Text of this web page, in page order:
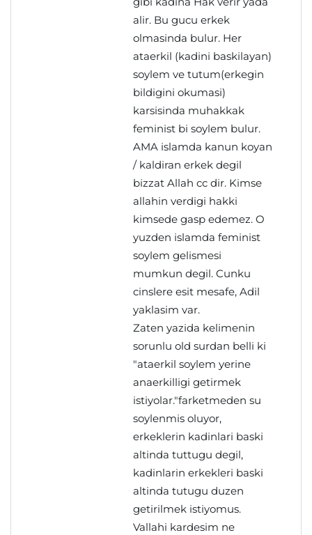
alir. Bu gucu erkek
olmasinda bulur. Her
ataerkil (kadini baskilayan)
soylem ve tutum(erkegin
bildigini okumasi)
karsisinda muhakkak
feminist bi soylem bulur.
AMA islamda kanun koyan
/ kaldiran erkek degil
bizzat Allah cc dir. Kimse
allahin verdigi hakki
kimsede gasp edemez. O
yuzden islamda feminist
soylem gelismesi
mumkun degil. Cunku
cinslere esit mesafe, Adil
yaklasim var.
Zaten yazida kelimenin
sorunlu old surdan belli ki
"ataerkil soylem yerine
anaerkilligi getirmek
istiyolar."farketmeden su
soylenmis oluyor,
erkeklerin kadinlari baski
altinda tuttugu degil,
kadinlarin erkekleri baski
altinda tutugu duzen
getirilmek istiyomus.
Vallahi kardesim ne